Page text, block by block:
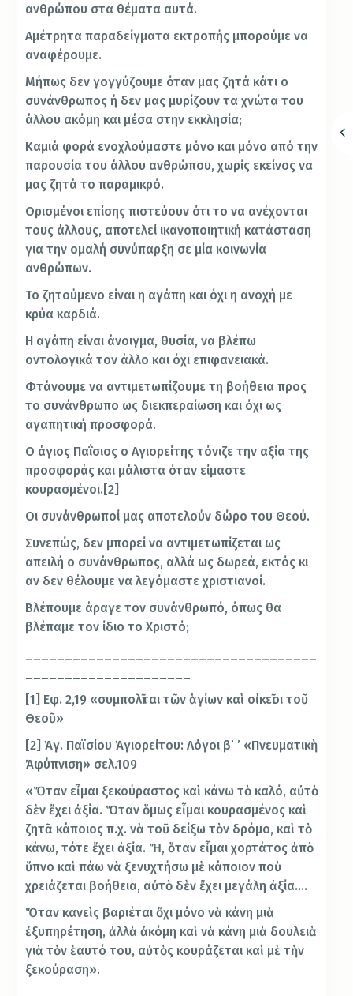
ανθρώπου στα θέματα αυτά.
Αμέτρητα παραδείγματα εκτροπής μπορούμε να
αναφέρουμε.
Μήπως δεν γογγύζουμε όταν μας ζητά κάτι ο
συνάνθρωπος ή δεν μας μυρίζουν τα χνώτα του
άλλου ακόμη και μέσα στην εκκλησία;
Καμιά φορά ενοχλούμαστε μόνο και μόνο από την
παρουσία του άλλου ανθρώπου, χωρίς εκείνος να
μας ζητά το παραμικρό.
Ορισμένοι επίσης πιστεύουν ότι το να ανέχονται
τους άλλους, αποτελεί ικανοποιητική κατάσταση
για την ομαλή συνύπαρξη σε μία κοινωνία
ανθρώπων.
Το ζητούμενο είναι η αγάπη και όχι η ανοχή με
κρύα καρδιά.
Η αγάπη είναι άνοιγμα, θυσία, να βλέπω
οντολογικά τον άλλο και όχι επιφανειακά.
Φτάνουμε να αντιμετωπίζουμε τη βοήθεια προς
το συνάνθρωπο ως διεκπεραίωση και όχι ως
αγαπητική προσφορά.
Ο άγιος Παΐσιος ο Αγιορείτης τόνιζε την αξία της
προσφοράς και μάλιστα όταν είμαστε
κουρασμένοι.[2]
Οι συνάνθρωποί μας αποτελούν δώρο του Θεού.
Συνεπώς, δεν μπορεί να αντιμετωπίζεται ως
απειλή ο συνάνθρωπος, αλλά ως δωρεά, εκτός κι
αν δεν θέλουμε να λεγόμαστε χριστιανοί.
Βλέπουμε άραγε τον συνάνθρωπό, όπως θα
βλέπαμε τον ίδιο το Χριστό;
[1] Εφ. 2,19 «συμπολῖται τῶν ἁγίων καὶ οἰκεῖοι τοῦ
Θεοῦ»
[2] Ἁγ. Παϊσίου Ἁγιορείτου: Λόγοι β’ ’ «Πνευματικὴ
Ἀφύπνιση» σελ.109
«Ὅταν εἶμαι ξεκούραστος καὶ κάνω τὸ καλό, αὐτὸ
δὲν ἔχει ἀξία. Ὅταν ὅμως εἶμαι κουρασμένος καὶ
ζητᾶ κάποιος π.χ. νὰ τοῦ δείξω τὸν δρόμο, καὶ τὸ
κάνω, τότε ἔχει ἀξία. Ἤ, ὅταν εἶμαι χορτάτος ἀπὸ
ὕπνο καὶ πάω νὰ ξενυχτήσω μὲ κάποιον ποὺ
χρειάζεται βοήθεια, αὐτὸ δὲν ἔχει μεγάλη ἀξία….
Ὅταν κανεὶς βαριέται ὄχι μόνο νὰ κάνη μιὰ
ἐξυπηρέτηση, ἀλλὰ ἀκόμη καὶ νὰ κάνη μιὰ δουλειὰ
γιὰ τὸν ἑαυτό του, αὐτὸς κουράζεται καὶ μὲ τὴν
ξεκούραση».